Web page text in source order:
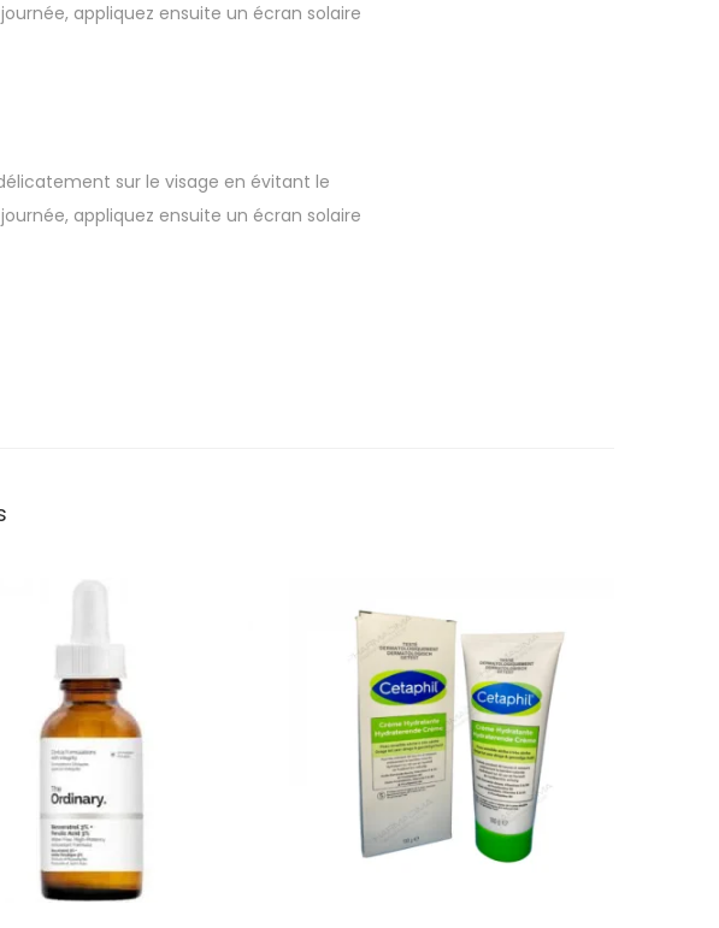
appliquez ensuite un écran solaire
sur le visage en évitant le
appliquez ensuite un écran solaire